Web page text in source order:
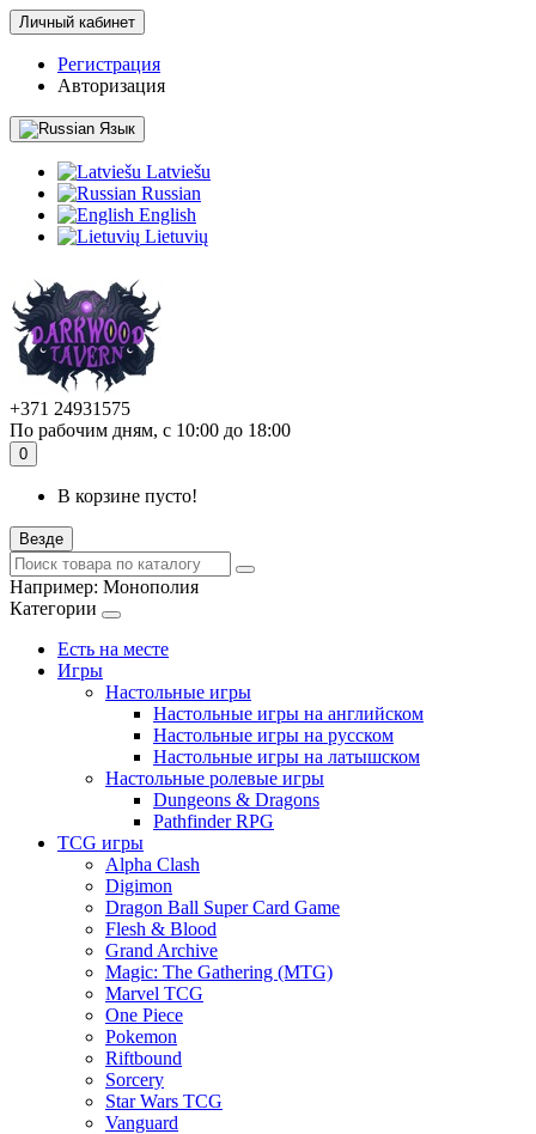
Личный кабинет
Регистрация
Авторизация
Язык
Latviešu
Russian
English
Lietuvių
+371 24931575
По рабочим дням, с 10:00 до 18:00
0
В корзине пусто!
Везде
Например: Монополия
Категории
Есть на месте
Игры
Настольные игры
Настольные игры на английском
Настольные игры на русском
Настольные игры на латышском
Настольные ролевые игры
Dungeons & Dragons
Pathfinder RPG
TCG игры
Alpha Clash
Digimon
Dragon Ball Super Card Game
Flesh & Blood
Grand Archive
Magic: The Gathering (MTG)
Marvel TCG
One Piece
Pokemon
Riftbound
Sorcery
Star Wars TCG
Vanguard